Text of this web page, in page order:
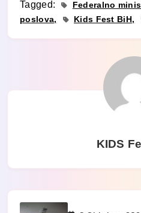
Tagged:
Federalno
poslova
Kids Fest BiH
KIDS